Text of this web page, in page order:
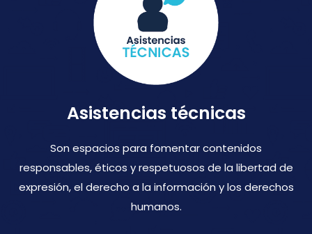
Asistencias técnicas
Son espacios para fomentar contenidos
responsables, éticos y respetuosos de la libertad de
expresión, el derecho a la información y los derechos
humanos.